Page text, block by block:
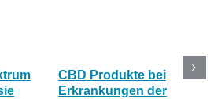
CBD Produkte bei
Erkrankungen der